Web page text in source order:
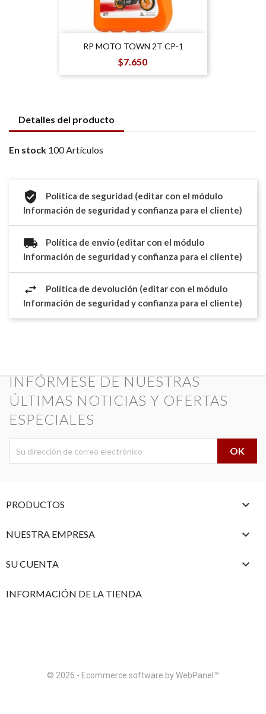
RP MOTO TOWN 2T CP-1
Precio
$7.650
Detalles del producto
En stock 100 Artículos
Política de seguridad (editar con el módulo
Información de seguridad y confianza para el cliente)
Política de envío (editar con el módulo
Información de seguridad y confianza para el cliente)
Política de devolución (editar con el módulo
Información de seguridad y confianza para el cliente)
INFÓRMESE DE NUESTRAS
ÚLTIMAS NOTICIAS Y OFERTAS
ESPECIALES
PRODUCTOS 
NUESTRA EMPRESA 
SU CUENTA 
INFORMACIÓN DE LA TIENDA
© 2026 - Ecommerce software by WebPanel™